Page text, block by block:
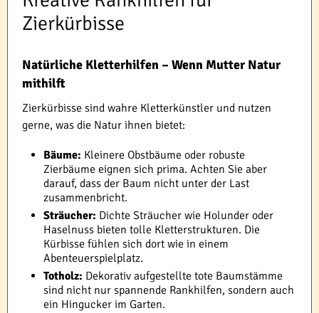
Zierkürbisse
Natürliche Kletterhilfen – Wenn Mutter Natur
mithilft
Zierkürbisse sind wahre Kletterkünstler und nutzen
gerne, was die Natur ihnen bietet:
Bäume: Kleinere Obstbäume oder robuste
Zierbäume eignen sich prima. Achten Sie aber
darauf, dass der Baum nicht unter der Last
zusammenbricht.
Sträucher: Dichte Sträucher wie Holunder oder
Haselnuss bieten tolle Kletterstrukturen. Die
Kürbisse fühlen sich dort wie in einem
Abenteuerspielplatz.
Totholz: Dekorativ aufgestellte tote Baumstämme
sind nicht nur spannende Rankhilfen, sondern auch
ein Hingucker im Garten.